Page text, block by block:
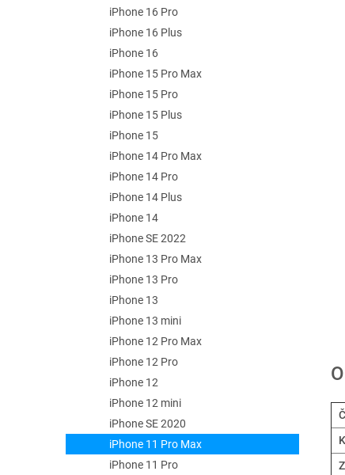
iPhone 16 Pro
iPhone 16 Plus
iPhone 16
iPhone 15 Pro Max
iPhone 15 Pro
iPhone 15 Plus
iPhone 15
iPhone 14 Pro Max
iPhone 14 Pro
iPhone 14 Plus
iPhone 14
iPhone SE 2022
iPhone 13 Pro Max
iPhone 13 Pro
iPhone 13
iPhone 13 mini
iPhone 12 Pro Max
iPhone 12 Pro
iPhone 12
iPhone 12 mini
iPhone SE 2020
iPhone 11 Pro Max
iPhone 11 Pro